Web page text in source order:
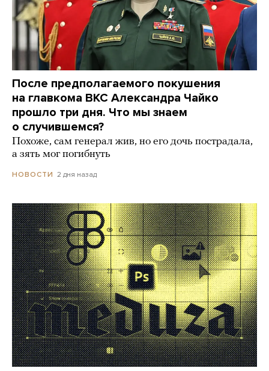
После предполагаемого покушения
на главкома ВКС Александра Чайко
прошло три дня. Что мы знаем
о случившемся?
Похоже, сам генерал жив, но его дочь пострадала,
а зять мог погибнуть
НОВОСТИ 2 дня назад